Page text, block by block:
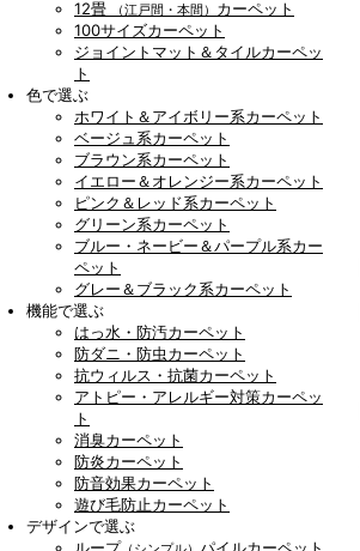
12畳
（江戸間・本間） カーペット
100サイズカーペット
ジョイントマット＆タイルカーペッ
ト
色で選ぶ
ホワイト＆アイボリー系カーペット
ベージュ系カーペット
ブラウン系カーペット
イエロー＆オレンジー系カーペット
ピンク＆レッド系カーペット
グリーン系カーペット
ブルー・ネービー＆パープル系カー
ペット
グレー＆ブラック系カーペット
機能で選ぶ
はっ水・防汚カーペット
防ダニ・防虫カーペット
抗ウィルス・抗菌カーペット
アトピー・アレルギー対策カーペッ
ト
消臭カーペット
防炎カーペット
防音効果カーペット
遊び毛防止カーペット
デザインで選ぶ
ループ
パイルカーペット